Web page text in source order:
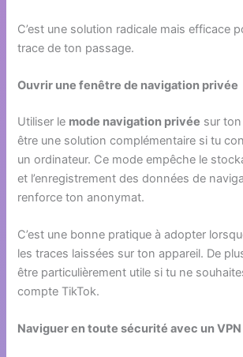
C’est une solution radicale mais efficace
trace de ton passage.
Ouvrir une fenêtre de navigation privée
Utiliser le mode navigation privée sur ton
être une solution complémentaire si tu
un ordinateur. Ce mode empêche le
et l’enregistrement des données de
renforce ton anonymat.
C’est une bonne pratique à adopter
les traces laissées sur ton appareil. De
être particulièrement utile si tu ne
compte TikTok.
Naviguer en toute sécurité avec un VPN